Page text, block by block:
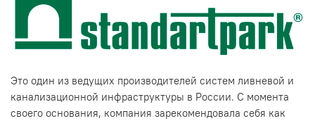
Это один из ведущих производителей систем ливневой и
канализационной инфраструктуры в России. С момента
своего основания, компания зарекомендовала себя как